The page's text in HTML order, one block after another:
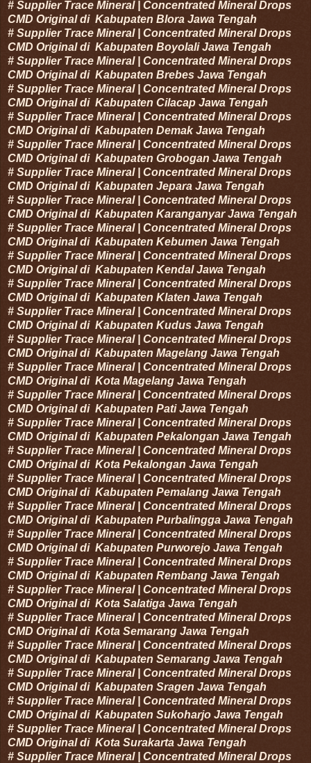
# Supplier Trace Mineral | Concentrated Mineral Drops
CMD Original di Kabupaten Blora Jawa Tengah
# Supplier Trace Mineral | Concentrated Mineral Drops
CMD Original di Kabupaten Boyolali Jawa Tengah
# Supplier Trace Mineral | Concentrated Mineral Drops
CMD Original di Kabupaten Brebes Jawa Tengah
# Supplier Trace Mineral | Concentrated Mineral Drops
CMD Original di Kabupaten Cilacap Jawa Tengah
# Supplier Trace Mineral | Concentrated Mineral Drops
CMD Original di Kabupaten Demak Jawa Tengah
# Supplier Trace Mineral | Concentrated Mineral Drops
CMD Original di Kabupaten Grobogan Jawa Tengah
# Supplier Trace Mineral | Concentrated Mineral Drops
CMD Original di Kabupaten Jepara Jawa Tengah
# Supplier Trace Mineral | Concentrated Mineral Drops
CMD Original di Kabupaten Karanganyar Jawa Tengah
# Supplier Trace Mineral | Concentrated Mineral Drops
CMD Original di Kabupaten Kebumen Jawa Tengah
# Supplier Trace Mineral | Concentrated Mineral Drops
CMD Original di Kabupaten Kendal Jawa Tengah
# Supplier Trace Mineral | Concentrated Mineral Drops
CMD Original di Kabupaten Klaten Jawa Tengah
# Supplier Trace Mineral | Concentrated Mineral Drops
CMD Original di Kabupaten Kudus Jawa Tengah
# Supplier Trace Mineral | Concentrated Mineral Drops
CMD Original di Kabupaten Magelang Jawa Tengah
# Supplier Trace Mineral | Concentrated Mineral Drops
CMD Original di Kota Magelang Jawa Tengah
# Supplier Trace Mineral | Concentrated Mineral Drops
CMD Original di Kabupaten Pati Jawa Tengah
# Supplier Trace Mineral | Concentrated Mineral Drops
CMD Original di Kabupaten Pekalongan Jawa Tengah
# Supplier Trace Mineral | Concentrated Mineral Drops
CMD Original di Kota Pekalongan Jawa Tengah
# Supplier Trace Mineral | Concentrated Mineral Drops
CMD Original di Kabupaten Pemalang Jawa Tengah
# Supplier Trace Mineral | Concentrated Mineral Drops
CMD Original di Kabupaten Purbalingga Jawa Tengah
# Supplier Trace Mineral | Concentrated Mineral Drops
CMD Original di Kabupaten Purworejo Jawa Tengah
# Supplier Trace Mineral | Concentrated Mineral Drops
CMD Original di Kabupaten Rembang Jawa Tengah
# Supplier Trace Mineral | Concentrated Mineral Drops
CMD Original di Kota Salatiga Jawa Tengah
# Supplier Trace Mineral | Concentrated Mineral Drops
CMD Original di Kota Semarang Jawa Tengah
# Supplier Trace Mineral | Concentrated Mineral Drops
CMD Original di Kabupaten Semarang Jawa Tengah
# Supplier Trace Mineral | Concentrated Mineral Drops
CMD Original di Kabupaten Sragen Jawa Tengah
# Supplier Trace Mineral | Concentrated Mineral Drops
CMD Original di Kabupaten Sukoharjo Jawa Tengah
# Supplier Trace Mineral | Concentrated Mineral Drops
CMD Original di Kota Surakarta Jawa Tengah
# Supplier Trace Mineral | Concentrated Mineral Drops